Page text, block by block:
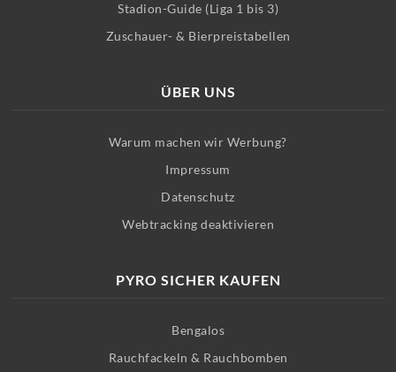
Stadion-Guide (Liga 1 bis 3)
Zuschauer- & Bierpreistabellen
ÜBER UNS
Warum machen wir Werbung?
Impressum
Datenschutz
Webtracking deaktivieren
PYRO SICHER KAUFEN
Bengalos
Rauchfackeln & Rauchbomben